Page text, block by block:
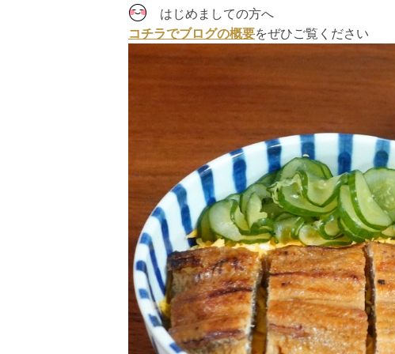
はじめましての方へ
コチラでブログの概要をぜひご覧ください